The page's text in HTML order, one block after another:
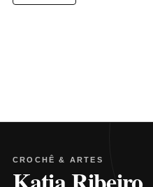
CROCHÊ & ARTES